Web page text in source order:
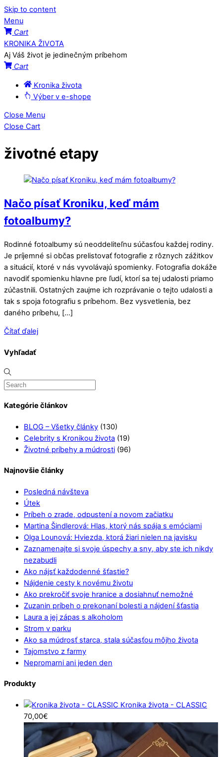
Skip to content
Menu
Cart
KRONIKA ŽIVOTA
Aj Váš život je jedinečným príbehom
Cart
Kronika života
Výber v e-shope
Close Menu
Close Cart
životné etapy
Načo písať Kroniku, keď mám
fotoalbumy?
Rodinné fotoalbumy sú neoddeliteľnu súčasťou každej rodiny.
Je príjemné si občas prelistovať fotografie z rôznych zážitkov
a situácií, ktoré v nás vyvolávajú spomienky. Fotografia dokáže
navodiť spomienku hlavne pre ľudí, ktorí sa tej udalosti priamo
zúčastnili. Ostatných zaujme ich rozprávanie o tejto udalosti a
tak s spoja fotografiu s príbehom. Bez vysvetlenia, bez
daného príbehu, […]
Čítať ďalej
Vyhľadať
Kategórie článkov
BLOG – Všetky články (130)
Celebrity s Kronikou života (19)
Životné príbehy a múdrosti (96)
Najnovšie články
Posledná návšteva
Útek
Príbeh o zrade, odpustení a novom začiatku
Martina Šindlerová: Hlas, ktorý nás spája s emóciami
Olga Lounová: Hviezda, ktorá žiari nielen na javisku
Zaznamenajte si svoje úspechy a sny, aby ste ich nikdy
nezabudli
Ako nájsť každodenné šťastie?
Nájdenie cesty k novému životu
Ako prekročiť svoje hranice a dosiahnuť nemožné
Zuzanin príbeh o prekonaní bolesti a nájdení šťastia
Laura a jej zápas s alkoholom
Strom v parku
Ako sa múdrosť starca, stala súčasťou môjho života
Tajomstvo z farmy
Nepromarni ani jeden den
Produkty
Kronika života - CLASSIC
70,00€